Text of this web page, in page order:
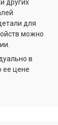
других
для
можно
в
ее цене